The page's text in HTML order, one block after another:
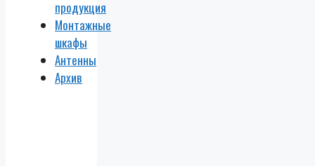
продукция
Монтажные
шкафы
Антенны
Архив